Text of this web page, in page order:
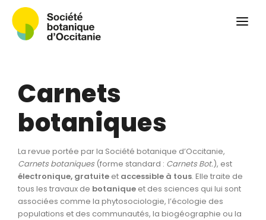
Colloque
Convergences botaniques
Herbier PCPR
Ressources
Actualités et calendrier
Contact
Carnets
botaniques
La revue portée par la Société botanique d’Occitanie,
Carnets botaniques (forme standard : Carnets Bot.), est
électronique, gratuite et accessible à tous. Elle traite de
tous les travaux de botanique et des sciences qui lui sont
associées comme la phytosociologie, l’écologie des
populations et des communautés, la biogéographie ou la